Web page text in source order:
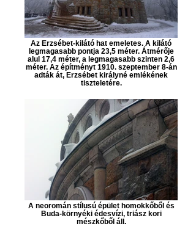
Az Erzsébet-kilátó hat emeletes. A kilátó
legmagasabb pontja 23,5 méter. Átmérője
alul 17,4 méter, a legmagasabb szinten 2,6
méter. Az építményt 1910. szeptember 8-án
adták át, Erzsébet királyné emlékének
tiszteletére.
A neoromán stílusú épület homokkőből és
Buda-környéki édesvízi, triász kori
mészkőből áll.